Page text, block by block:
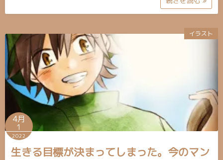
イラスト
4月
1
2022
生きる目標が決まってしまった。今のマン